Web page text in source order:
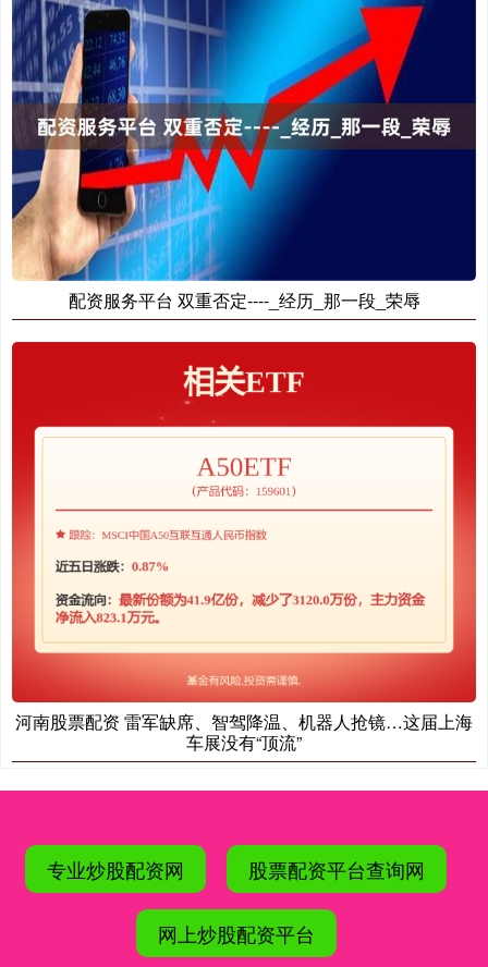
配资服务平台 双重否定----_经历_那一段_荣辱
河南股票配资 雷军缺席、智驾降温、机器人抢镜…这届上海
车展没有“顶流”
专业炒股配资网 股票配资平台查询网
网上炒股配资平台